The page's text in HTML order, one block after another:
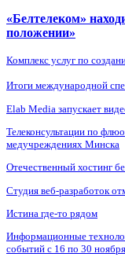
«Белтелеком»
положении»
Комплекс услуг по
Итоги международной
Elab Media запускает
Телеконсультации по
медучреждениях Минска
Отечественный хостинг
Студия веб-разработок
Истина где-то рядом
Информационные
событий с 16 по 30 ноября